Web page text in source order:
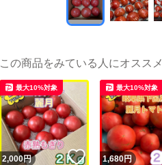
この商品をみている人にオススメ
2,000円 いいね！
最大10%対象
1,680円
最大10%対象